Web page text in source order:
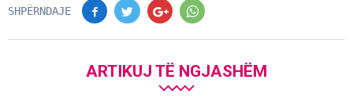
SHPËRNDAJE
ARTIKUJ TË NGJASHËM